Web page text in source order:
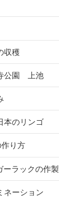
収穫
公園 上池
本のリンゴ
り方
ーラックの作製
ネーション